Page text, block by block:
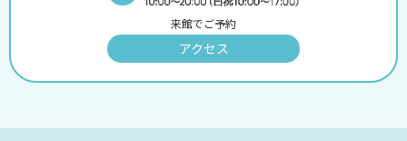
来館でご予約
アクセス